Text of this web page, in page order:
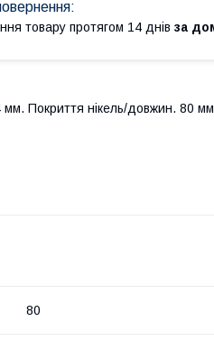
товару протягом 14 днів за
Покриття нікель/довжин. 80
80